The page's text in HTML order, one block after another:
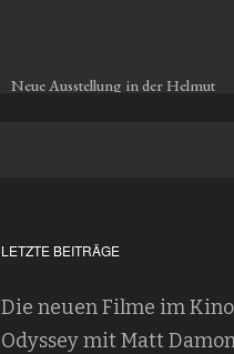
Neue Ausstellung in der Helmut
LETZTE BEITRÄGE
Die neuen Filme im
Odyssey mit Matt